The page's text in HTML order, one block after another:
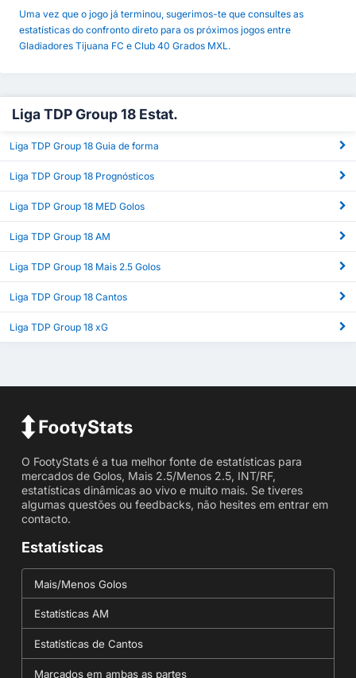
Uma vez que o jogo já terminou, sugerimos-te que consultes as
estatísticas do confronto direto para os próximos jogos entre
Gladiadores Tijuana FC e Club 40 Grados MXL.
Liga TDP Group 18 Estat.
Liga TDP Group 18 Guia de forma
Liga TDP Group 18 Prognósticos
Liga TDP Group 18 MED Golos
Liga TDP Group 18 AM
Liga TDP Group 18 Mais 2.5 Golos
Liga TDP Group 18 Cantos
Liga TDP Group 18 xG
O FootyStats é a tua melhor fonte de estatísticas para
mercados de Golos, Mais 2.5/Menos 2.5, INT/RF,
estatísticas dinâmicas ao vivo e muito mais. Se tiveres
algumas questões ou feedbacks, não hesites em entrar em
contacto.
Estatísticas
Mais/Menos Golos
Estatísticas AM
Estatísticas de Cantos
Marcados em ambas as partes